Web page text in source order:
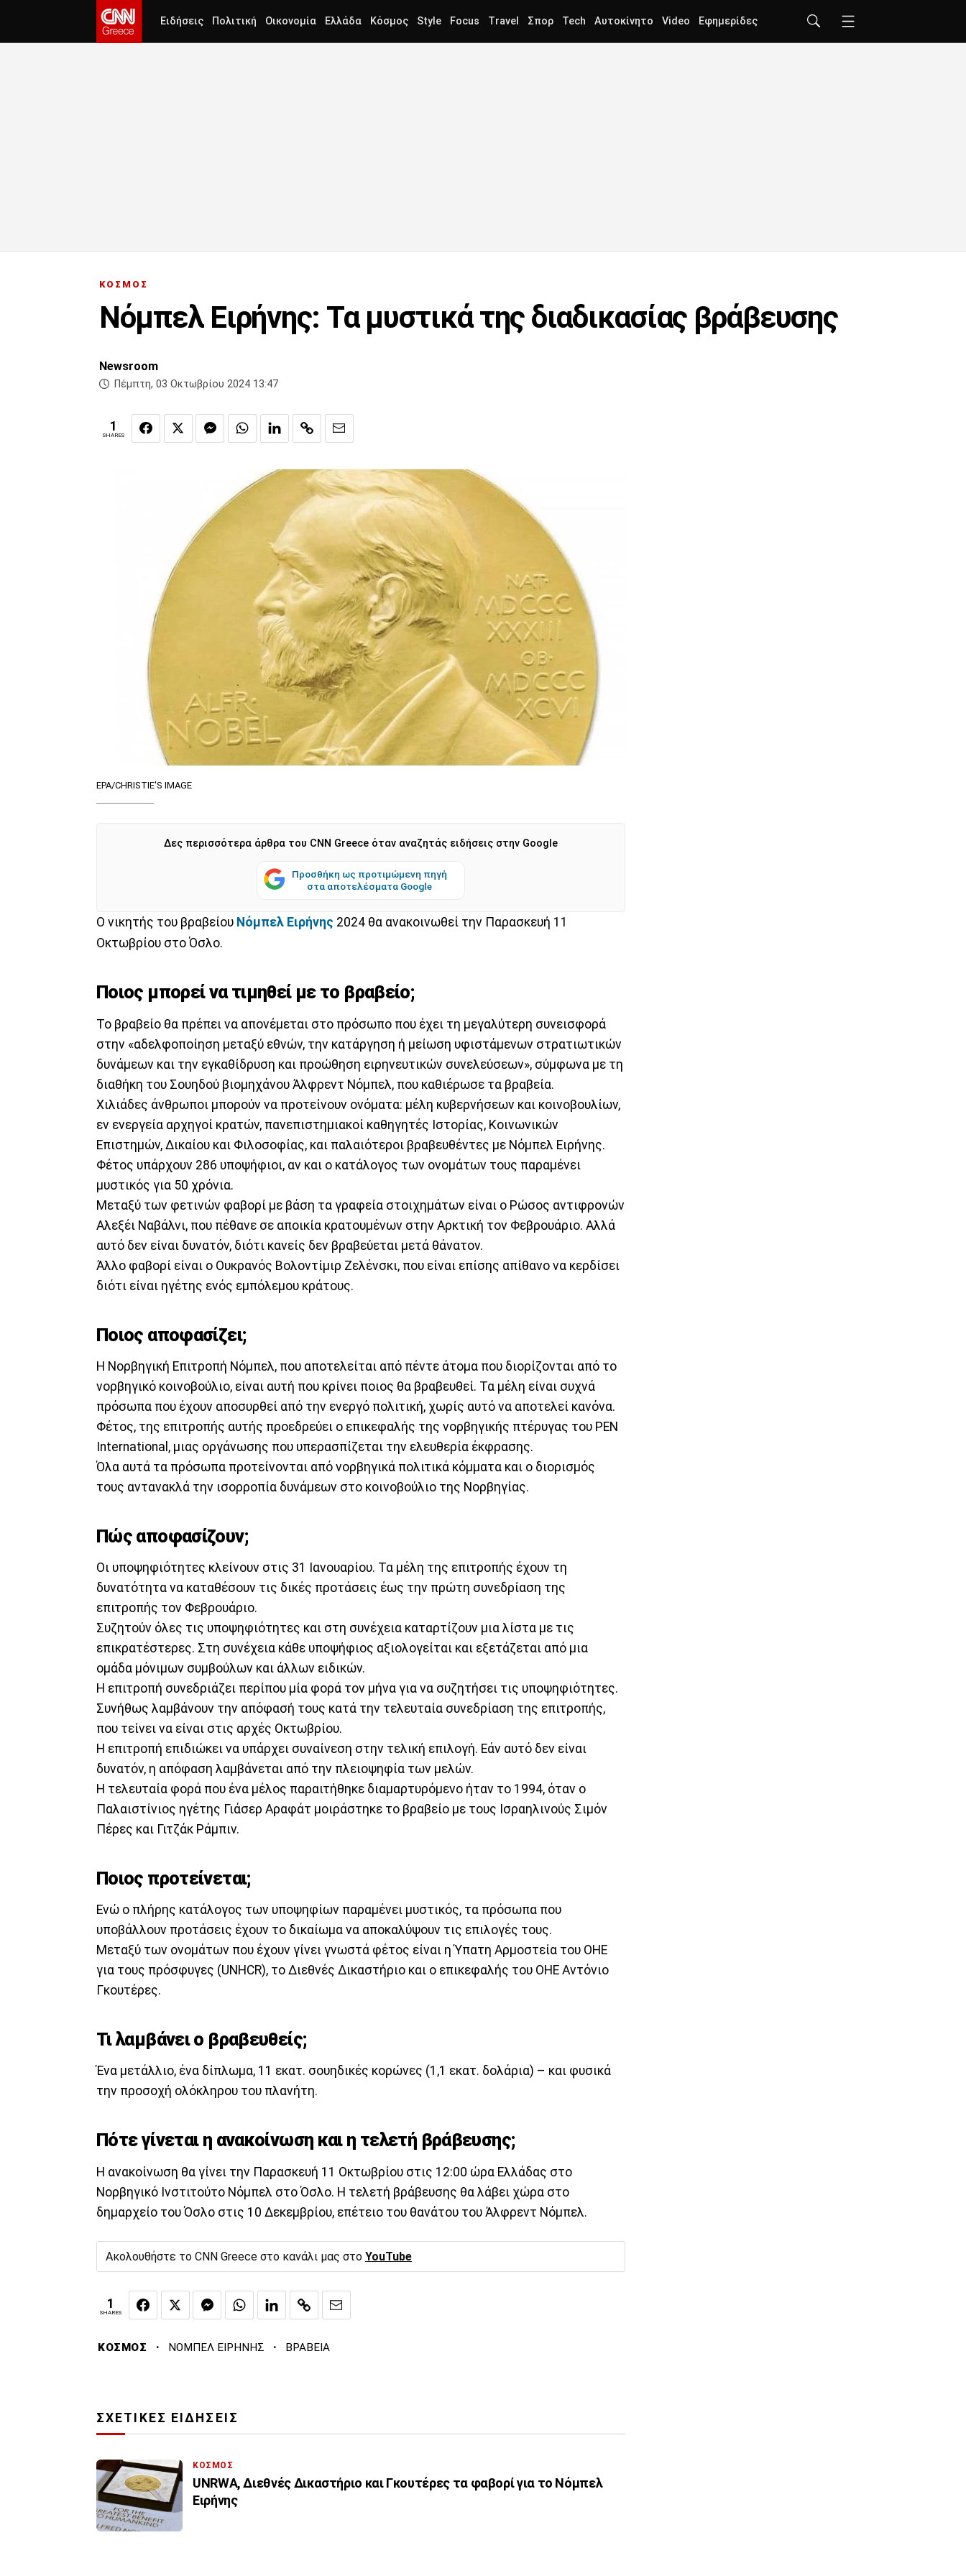
Ειδήσεις Πολιτική Οικονομία Ελλάδα Κόσμος Style Focus Travel Σπορ Tech Αυτοκίνητο Video Εφημερίδες
ΚΟΣΜΟΣ
Νόμπελ Ειρήνης: Τα μυστικά της διαδικασίας βράβευσης
Newsroom
Πέμπτη, 03 Οκτωβρίου 2024 13:47
1
SHARES
EPA/CHRISTIE'S IMAGE
Δες περισσότερα άρθρα του CNN Greece όταν αναζητάς ειδήσεις στην Google
Προσθήκη ως προτιμώμενη πηγή
στα αποτελέσματα Google
Ο νικητής του βραβείου Νόμπελ Ειρήνης 2024 θα ανακοινωθεί την Παρασκευή 11
Οκτωβρίου στο Όσλο.
Ποιος μπορεί να τιμηθεί με το βραβείο;
Το βραβείο θα πρέπει να απονέμεται στο πρόσωπο που έχει τη μεγαλύτερη συνεισφορά
στην «αδελφοποίηση μεταξύ εθνών, την κατάργηση ή μείωση υφιστάμενων στρατιωτικών
δυνάμεων και την εγκαθίδρυση και προώθηση ειρηνευτικών συνελεύσεων», σύμφωνα με τη
διαθήκη του Σουηδού βιομηχάνου Άλφρεντ Νόμπελ, που καθιέρωσε τα βραβεία.
Χιλιάδες άνθρωποι μπορούν να προτείνουν ονόματα: μέλη κυβερνήσεων και κοινοβουλίων,
εν ενεργεία αρχηγοί κρατών, πανεπιστημιακοί καθηγητές Ιστορίας, Κοινωνικών
Επιστημών, Δικαίου και Φιλοσοφίας, και παλαιότεροι βραβευθέντες με Νόμπελ Ειρήνης.
Φέτος υπάρχουν 286 υποψήφιοι, αν και ο κατάλογος των ονομάτων τους παραμένει
μυστικός για 50 χρόνια.
Μεταξύ των φετινών φαβορί με βάση τα γραφεία στοιχημάτων είναι ο Ρώσος αντιφρονών
Αλεξέι Ναβάλνι, που πέθανε σε αποικία κρατουμένων στην Αρκτική τον Φεβρουάριο. Αλλά
αυτό δεν είναι δυνατόν, διότι κανείς δεν βραβεύεται μετά θάνατον.
Άλλο φαβορί είναι ο Ουκρανός Βολοντίμιρ Ζελένσκι, που είναι επίσης απίθανο να κερδίσει
διότι είναι ηγέτης ενός εμπόλεμου κράτους.
Ποιος αποφασίζει;
Η Νορβηγική Επιτροπή Νόμπελ, που αποτελείται από πέντε άτομα που διορίζονται από το
νορβηγικό κοινοβούλιο, είναι αυτή που κρίνει ποιος θα βραβευθεί. Τα μέλη είναι συχνά
πρόσωπα που έχουν αποσυρθεί από την ενεργό πολιτική, χωρίς αυτό να αποτελεί κανόνα.
Φέτος, της επιτροπής αυτής προεδρεύει ο επικεφαλής της νορβηγικής πτέρυγας του PEN
International, μιας οργάνωσης που υπερασπίζεται την ελευθερία έκφρασης.
Όλα αυτά τα πρόσωπα προτείνονται από νορβηγικά πολιτικά κόμματα και ο διορισμός
τους αντανακλά την ισορροπία δυνάμεων στο κοινοβούλιο της Νορβηγίας.
Πώς αποφασίζουν;
Οι υποψηφιότητες κλείνουν στις 31 Ιανουαρίου. Τα μέλη της επιτροπής έχουν τη
δυνατότητα να καταθέσουν τις δικές προτάσεις έως την πρώτη συνεδρίαση της
επιτροπής τον Φεβρουάριο.
Συζητούν όλες τις υποψηφιότητες και στη συνέχεια καταρτίζουν μια λίστα με τις
επικρατέστερες. Στη συνέχεια κάθε υποψήφιος αξιολογείται και εξετάζεται από μια
ομάδα μόνιμων συμβούλων και άλλων ειδικών.
Η επιτροπή συνεδριάζει περίπου μία φορά τον μήνα για να συζητήσει τις υποψηφιότητες.
Συνήθως λαμβάνουν την απόφασή τους κατά την τελευταία συνεδρίαση της επιτροπής,
που τείνει να είναι στις αρχές Οκτωβρίου.
Η επιτροπή επιδιώκει να υπάρχει συναίνεση στην τελική επιλογή. Εάν αυτό δεν είναι
δυνατόν, η απόφαση λαμβάνεται από την πλειοψηφία των μελών.
Η τελευταία φορά που ένα μέλος παραιτήθηκε διαμαρτυρόμενο ήταν το 1994, όταν ο
Παλαιστίνιος ηγέτης Γιάσερ Αραφάτ μοιράστηκε το βραβείο με τους Ισραηλινούς Σιμόν
Πέρες και Γιτζάκ Ράμπιν.
Ποιος προτείνεται;
Ενώ ο πλήρης κατάλογος των υποψηφίων παραμένει μυστικός, τα πρόσωπα που
υποβάλλουν προτάσεις έχουν το δικαίωμα να αποκαλύψουν τις επιλογές τους.
Μεταξύ των ονομάτων που έχουν γίνει γνωστά φέτος είναι η Ύπατη Αρμοστεία του ΟΗΕ
για τους πρόσφυγες (UNHCR), το Διεθνές Δικαστήριο και ο επικεφαλής του ΟΗΕ Αντόνιο
Γκουτέρες.
Τι λαμβάνει ο βραβευθείς;
Ένα μετάλλιο, ένα δίπλωμα, 11 εκατ. σουηδικές κορώνες (1,1 εκατ. δολάρια) – και φυσικά
την προσοχή ολόκληρου του πλανήτη.
Πότε γίνεται η ανακοίνωση και η τελετή βράβευσης;
Η ανακοίνωση θα γίνει την Παρασκευή 11 Οκτωβρίου στις 12:00 ώρα Ελλάδας στο
Νορβηγικό Ινστιτούτο Νόμπελ στο Όσλο. Η τελετή βράβευσης θα λάβει χώρα στο
δημαρχείο του Όσλο στις 10 Δεκεμβρίου, επέτειο του θανάτου του Άλφρεντ Νόμπελ.
Ακολουθήστε το CNN Greece στο κανάλι μας στο YouTube
1
SHARES
ΚΟΣΜΟΣ · ΝΟΜΠΕΛ ΕΙΡΗΝΗΣ · ΒΡΑΒΕΙΑ
ΣΧΕΤΙΚΕΣ ΕΙΔΗΣΕΙΣ
ΚΟΣΜΟΣ
UNRWA, Διεθνές Δικαστήριο και Γκουτέρες τα φαβορί για το Νόμπελ
Ειρήνης